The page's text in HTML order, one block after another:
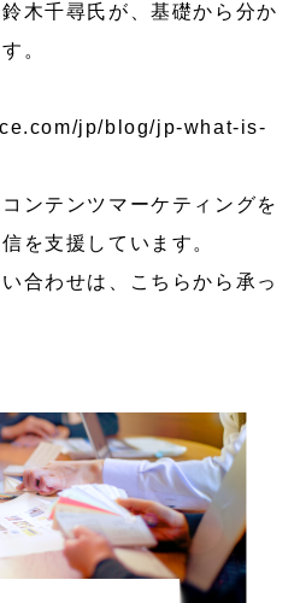
木千尋氏が、基礎から分か
。
jp/blog/jp-what-is-
ンテンツマーケティングを
を支援しています。
合わせは、
こちらから承っ